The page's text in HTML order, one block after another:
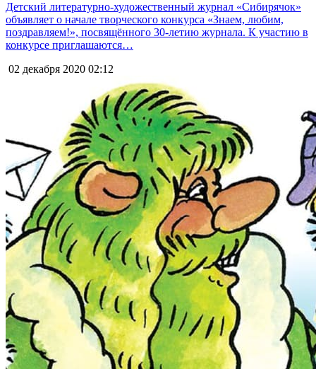
Детский литературно-художественный журнал «Сибирячок»
объявляет о начале творческого конкурса «Знаем, любим,
поздравляем!», посвящённого 30-летию журнала. К участию в
конкурсе приглашаются…
02 декабря 2020 02:12